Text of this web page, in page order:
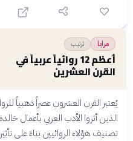
مرايا ترتيب
أعظم 12 روائياً عربياً في
القرن العشرين
يُعتبر القرن العشرون عصراً ذهبياً
الذين أثروا الأدب العربي بأعمال
تصنيف هؤلاء الروائيين بناءً على